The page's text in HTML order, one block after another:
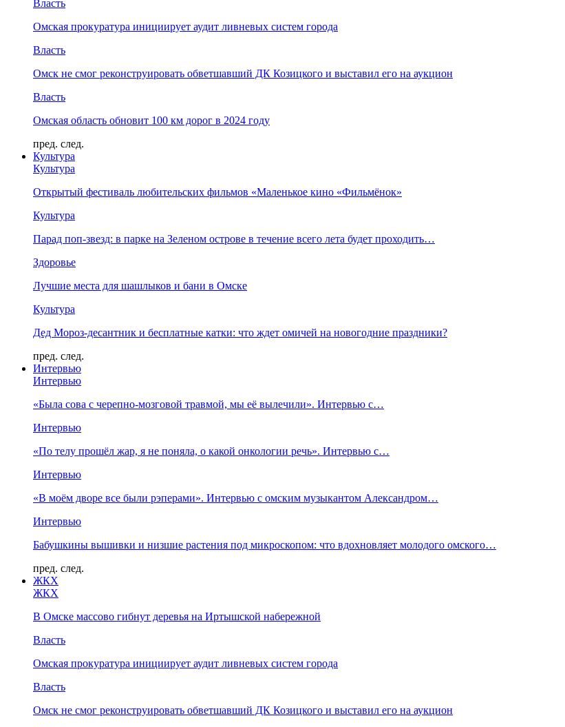
Власть
Омская прокуратура инициирует аудит ливневых систем города
Власть
Омск не смог реконструировать обветшавший ДК Козицкого и выставил его на аукцион
Власть
Омская область обновит 100 км дорог в 2024 году
пред. след.
Культура
Культура
Открытый фестиваль любительских фильмов «Маленькое кино «Фильмёнок»
Культура
Парад поп-звезд: в парке на Зеленом острове в течение всего лета будет проходить…
Здоровье
Лучшие места для шашлыков и бани в Омске
Культура
Дед Мороз-десантник и бесплатные катки: что ждет омичей на новогодние праздники?
пред. след.
Интервью
Интервью
«Была сова с черепно-мозговой травмой, мы её вылечили». Интервью с…
Интервью
«По телу прошёл жар, я не поняла, о какой онкологии речь». Интервью с…
Интервью
«В моём дворе все были рэперами». Интервью с омским музыкантом Александром…
Интервью
Бабушкины вышивки и низшие растения под микроскопом: что вдохновляет молодого омского…
пред. след.
ЖКХ
ЖКХ
В Омске массово гибнут деревья на Иртышской набережной
Власть
Омская прокуратура инициирует аудит ливневых систем города
Власть
Омск не смог реконструировать обветшавший ДК Козицкого и выставил его на аукцион